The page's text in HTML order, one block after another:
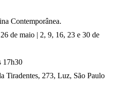
Contemporânea.
de maio | 2, 9, 16, 23 e 30 de
17h30
Tiradentes, 273, Luz, São Paulo